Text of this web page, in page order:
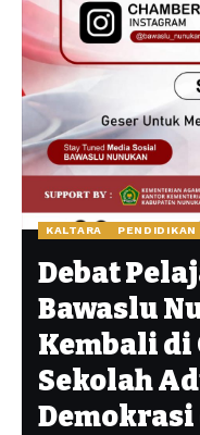
KALTARA PENDIDIKAN
Debat
Bawaslu
Kembali di
Sekolah